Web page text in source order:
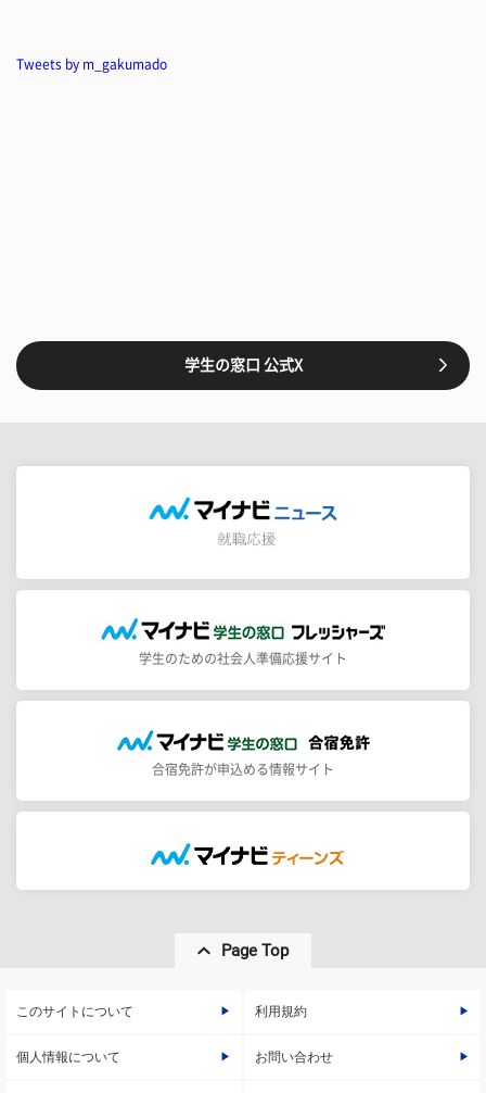
Tweets by m_gakumado
学生の窓口 公式X
学生のための社会人準備応援サイト
合宿免許が申込める情報サイト
Page Top
このサイトについて 利用規約
個人情報について お問い合わせ